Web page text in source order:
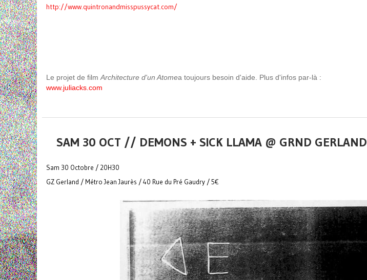
http://www.quintronandmisspussycat.com/
Le projet de film Architecture d'un Atomea toujours besoin d'aide. Plus d'infos par-là :
www.juliacks.com
SAM 30 OCT // DEMONS + SICK LLAMA @ GRND GERLAND
Sam 30 Octobre / 20H30
GZ Gerland / Métro Jean Jaurès / 40 Rue du Pré Gaudry / 5€